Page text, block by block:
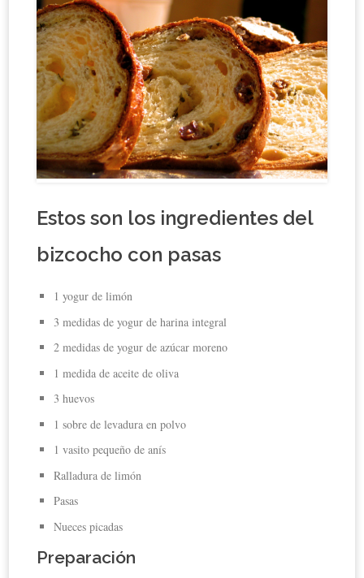
Estos son los ingredientes del
bizcocho con pasas
1 yogur de limón
3 medidas de yogur de harina integral
2 medidas de yogur de azúcar moreno
1 medida de aceite de oliva
3 huevos
1 sobre de levadura en polvo
1 vasito pequeño de anís
Ralladura de limón
Pasas
Nueces picadas
Preparación